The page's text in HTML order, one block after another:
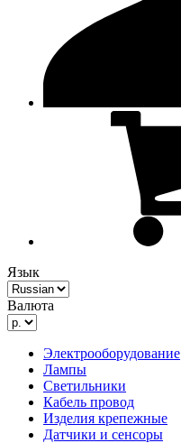
Язык
Валюта
Электрооборудование
Лампы
Светильники
Кабель провод
Изделия крепежные
Датчики и сенсоры